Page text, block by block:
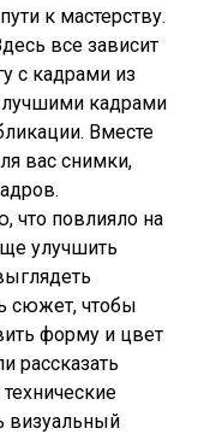
к мастерству.
все зависит
с кадрами из
лучшими кадрами
Вместе
вас снимки,
что повлияло на
улучшить
сюжет, чтобы
форму и цвет
рассказать
визуальный